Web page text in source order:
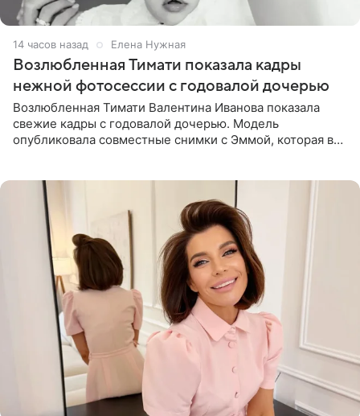
14 часов назад Елена Нужная
Возлюбленная Тимати показала кадры
нежной фотосессии с годовалой дочерью
Возлюбленная Тимати Валентина Иванова показала
свежие кадры с годовалой дочерью. Модель
опубликовала совместные снимки с Эммой, которая в